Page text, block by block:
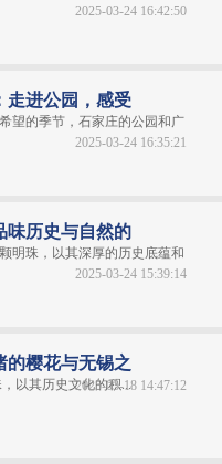
2025-03-24 16:42:50
走进公园，感受
望的季节，石家庄的公园和广
2025-03-24 16:35:21
味历史与自然的
明珠，以其深厚的历史底蕴和
2025-03-24 15:39:14
的樱花与无锡之
以其历史文化的积...2025-03-18 14:47:12